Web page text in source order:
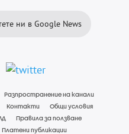
ни в Google News
Разпространение на канали
Контакти
Общи условия
Правила за ползване
Платени публикации